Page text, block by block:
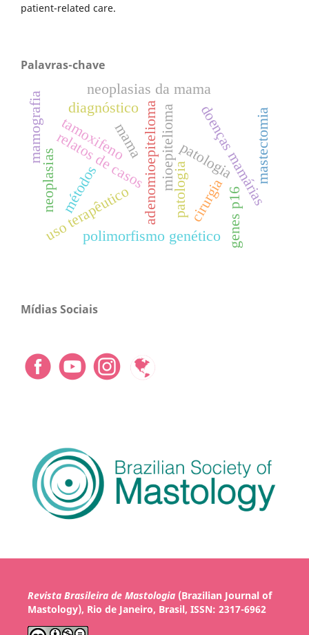
patient-related care.
Palavras-chave
adenomioepiteliomamioepitelioma
relatos de casos
neoplasias da mama
patologia
métodos
patologia
doenças mamárias
mastectomia
mama
tamoxifeno
uso terapêutico
diagnóstico
polimorfismo genético genes p16
cirurgia
neoplasias
mamografia
Mídias Sociais
Revista Brasileira de Mastologia(Brazilian Journal of
Mastology), Rio de Janeiro, Brasil, ISSN: 2317-6962